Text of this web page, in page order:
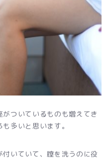
ついているものも増えてき
多いと思います。
いていて、膣を洗うのに役